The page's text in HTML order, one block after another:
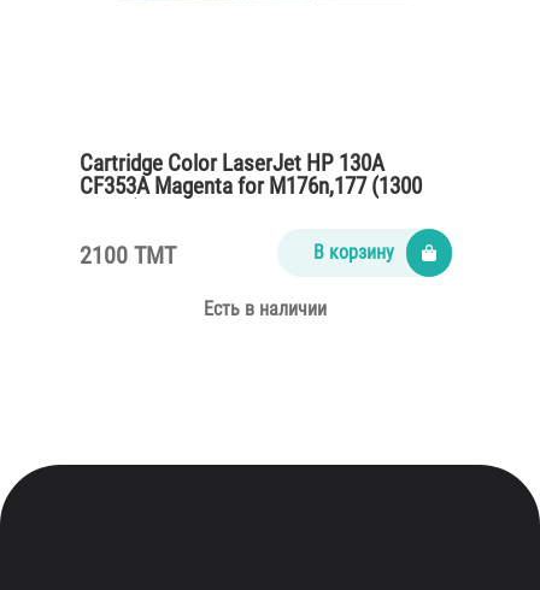
Cartridge Color LaserJet HP 130A
CF353A Magenta for M176n,177 (1300
2100 TMT В корзину
Есть в наличии